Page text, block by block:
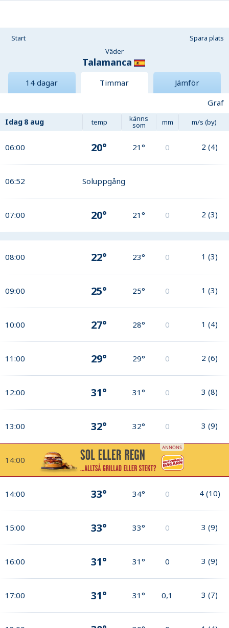
Start
Spara plats
Väder
Talamanca
14 dagar Timmar
Jämför
Graf
Idag 8 aug temp känns
som mm m/s (by)
06:00 20° 21° 0 2 (4)
06:52 Soluppgång
07:00 20° 21° 0 2 (3)
08:00 22° 23° 0 1 (3)
09:00 25° 25° 0 1 (3)
10:00 27° 28° 0 1 (4)
11:00 29° 29° 0 2 (6)
12:00 31° 31° 0 3 (8)
13:00 32° 32° 0 3 (9)
14:00
14:00 33° 34° 0 4 (10)
15:00 33° 33° 0 3 (9)
16:00 31° 31° 0 3 (9)
17:00 31° 31° 0,1 3 (7)